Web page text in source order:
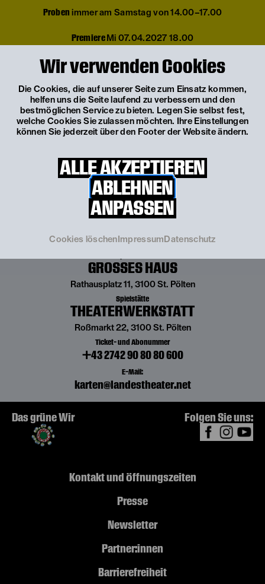
Wir verwenden Cookies
Die Cookies, die auf unserer Seite zum Einsatz kommen,
helfen uns die Seite laufend zu verbessern und den
bestmöglichen Service zu bieten. Legen Sie selbst fest,
welche Cookies Sie zulassen möchten. Ihre Einstellungen
können Sie jederzeit über den Footer der Website ändern.
ALLE AKZEPTIEREN
ABLEHNEN
ANPASSEN
Cookies löschen Impressum Datenschutz
Proben immer am Samstag von 14.00–17.00
Premiere Mi 07.04.2027 18.00
LeitungLeonie Rohlfing
ProjektpatinBettina Kerl
Anmeldung unterstadtensemble@landestheater.net
T+43 664 60 499 603
E leonie.rohlfing@landestheater.net
GROSSES HAUS
Rathausplatz 11, 3100 St. Pölten
Spielstätte
THEATERWERKSTATT
Roßmarkt 22, 3100 St. Pölten
Ticket- und Abonummer
+43 2742 90 80 80 600
E-Mail:
karten@landestheater.net
Das grüne Wir Folgen Sie uns:
Kontakt und Öffnungszeiten
Presse
Newsletter
Partner:innen
Barrierefreiheit